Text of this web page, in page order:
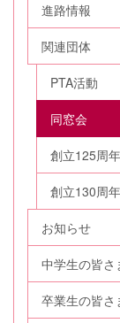
進路情報
関連団体
PTA活動
同窓会
創立125周
創立130周
お知らせ
中学生の皆さ
卒業生の皆さ